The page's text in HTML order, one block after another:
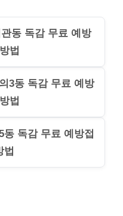
동 독감 무료 예방
법
3동 독감 무료 예방
법
독감 무료 예방접
법